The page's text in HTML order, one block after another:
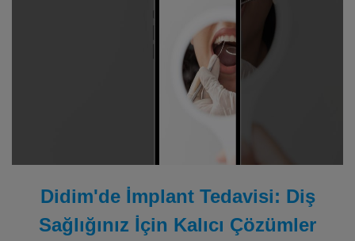
Didim'de İmplant Tedavisi: Diş
Sağlığınız İçin Kalıcı Çözümler